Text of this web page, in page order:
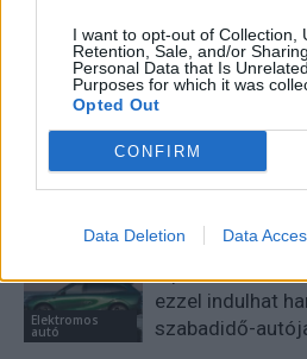
I want to opt-out of Collection,
Retention, Sale, and/or
Personal Data that Is
Purposes for which it was
Opted Out
CONFIRM
Data Deletion Data
Elektromos
Kína szigorú
5% lehet a hiba
akkumulátor-
A Leapmotor
álomhatárt, és
Elektromos
autó
9 perc töltés,
ezzel indulhat
szabadidő-